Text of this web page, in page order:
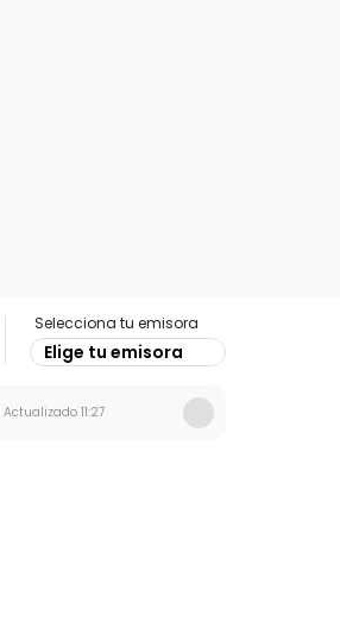
Selecciona tu emisora
Elige tu emisora
Actualizado 11:27